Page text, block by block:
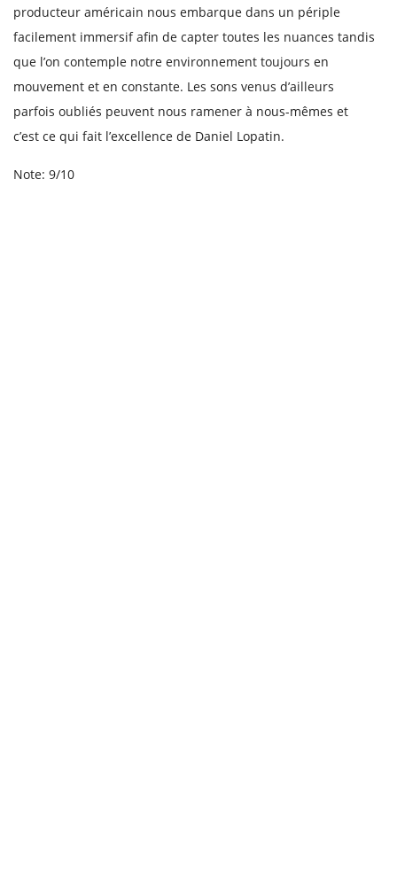
producteur américain nous embarque dans un périple
facilement immersif afin de capter toutes les nuances tandis
que l’on contemple notre environnement toujours en
mouvement et en constante. Les sons venus d’ailleurs
parfois oubliés peuvent nous ramener à nous-mêmes et
c’est ce qui fait l’excellence de Daniel Lopatin.
Note: 9/10